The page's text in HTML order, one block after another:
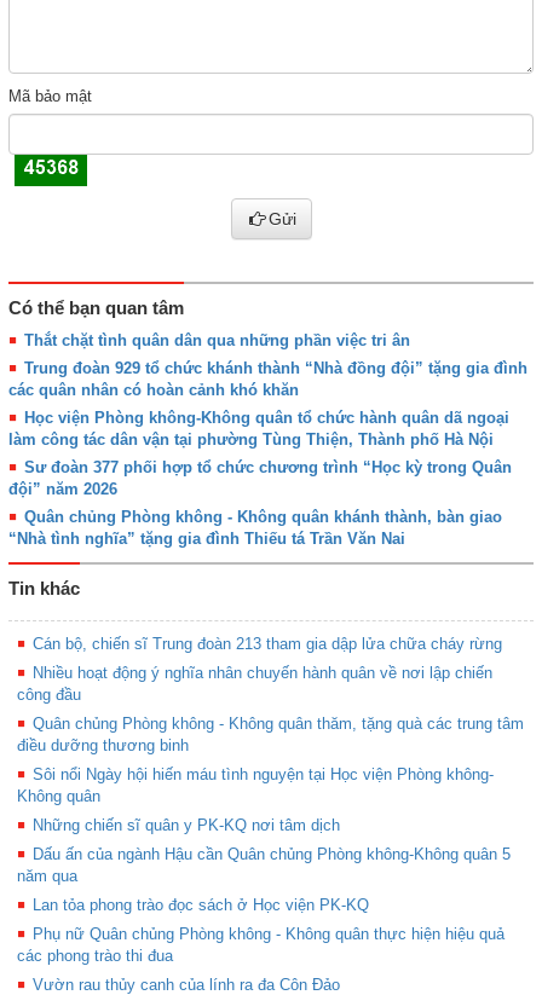
Mã bảo mật
Gửi
Có thể bạn quan tâm
Thắt chặt tình quân dân qua những phần việc tri ân
Trung đoàn 929 tổ chức khánh thành “Nhà đồng đội” tặng gia đình
các quân nhân có hoàn cảnh khó khăn
Học viện Phòng không-Không quân tổ chức hành quân dã ngoại
làm công tác dân vận tại phường Tùng Thiện, Thành phố Hà Nội
Sư đoàn 377 phối hợp tổ chức chương trình “Học kỳ trong Quân
đội” năm 2026
Quân chủng Phòng không - Không quân khánh thành, bàn giao
“Nhà tình nghĩa” tặng gia đình Thiếu tá Trần Văn Nai
Tin khác
Cán bộ, chiến sĩ Trung đoàn 213 tham gia dập lửa chữa cháy rừng
Nhiều hoạt động ý nghĩa nhân chuyến hành quân về nơi lập chiến
công đầu
Quân chủng Phòng không - Không quân thăm, tặng quà các trung tâm
điều dưỡng thương binh
Sôi nổi Ngày hội hiến máu tình nguyện tại Học viện Phòng không-
Không quân
Những chiến sĩ quân y PK-KQ nơi tâm dịch
Dấu ấn của ngành Hậu cần Quân chủng Phòng không-Không quân 5
năm qua
Lan tỏa phong trào đọc sách ở Học viện PK-KQ
Phụ nữ Quân chủng Phòng không - Không quân thực hiện hiệu quả
các phong trào thi đua
Vườn rau thủy canh của lính ra đa Côn Đảo